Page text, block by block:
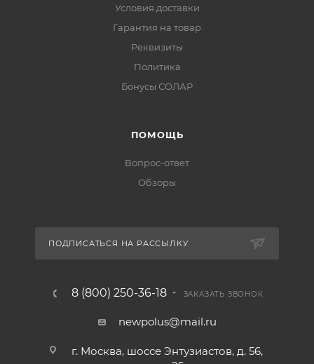
Условия доставки
Гарантия на товар
Реквизиты
Политика
Бонусы СОЛАР
ПОМОЩЬ
Вопрос-ответ
Обзоры
ПОДПИСАТЬСЯ НА РАССЫЛКУ
8 (800) 250-36-18 ЗАКАЗАТЬ ЗВОНОК
newpolus@mail.ru
г. Москва, шоссе Энтузиастов, д. 56,